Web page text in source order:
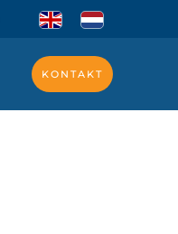
KONTAKT